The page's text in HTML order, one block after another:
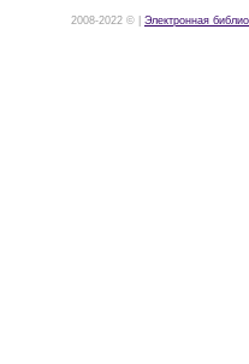
2008-2022 © | Электронная